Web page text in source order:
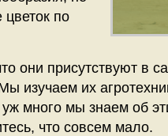
цветок по
они присутствуют в
изучаем их
много мы знаем об
что совсем мало.